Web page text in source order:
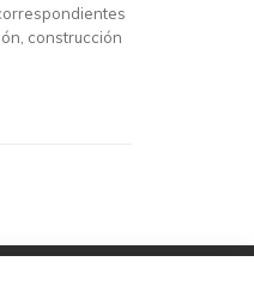
construcción